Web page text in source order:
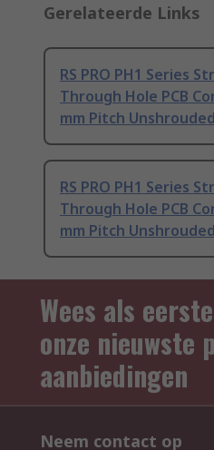
Gerelateerde Links
RS PRO PH1 Series
Through Hole PCB
mm Pitch Unshrouded
RS PRO PH1 Series
Through Hole PCB
mm Pitch Unshrouded
Wees als
onze nieuwste
aanbiedingen
Neem contact op